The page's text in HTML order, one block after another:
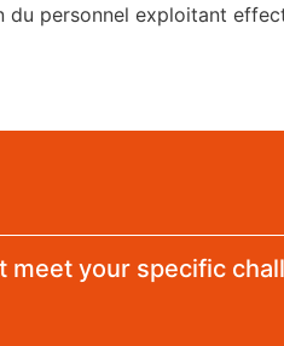
personnel exploitant
your specific